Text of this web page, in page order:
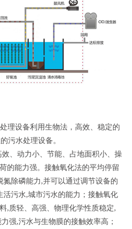
理设备利用生物法，高效、稳定的
污水处理设备。
、动力小、节能、占地面积小、操
的能力强。接触氧化法的平均停留
氮除磷能力,并可以通过调节设备的
活污水,城市污水的能力；接触氧化
,质轻、高强、物理化学性质稳定,
强,污水与生物膜的接触效率高；